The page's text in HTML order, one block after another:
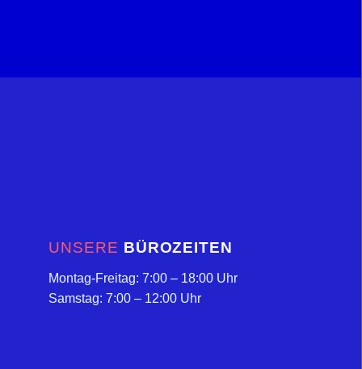
UNSERE BÜROZEITEN
Montag-Freitag: 7:00 – 18:00 Uhr
Samstag: 7:00 – 12:00 Uhr